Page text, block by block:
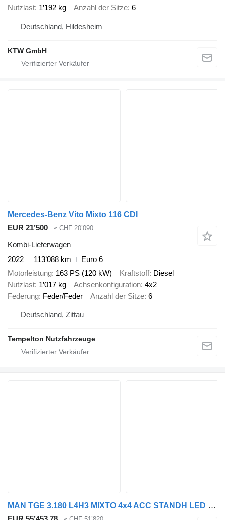
Nutzlast 1’192 kg Anzahl der Sitze 6
Deutschland, Hildesheim
KTW GmbH
Mercedes-Benz Vito Mixto 116 CDI
EUR 21’500
≈ CHF 20’090
Kombi-Lieferwagen
2022
113’088 km
Euro 6
Motorleistung 163 PS (120 kW) Kraftstoff Diesel
Nutzlast 1’017 kg Achsenkonfiguration 4x2
Federung Feder/Feder Anzahl der Sitze 6
Deutschland, Zittau
Tempelton Nutzfahrzeuge
MAN TGE 3.180 L4H3 MIXTO 4x4 ACC STANDH LED KAMERA